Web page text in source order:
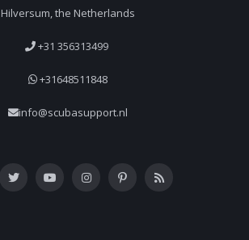
Hilversum, the Netherlands
+31 356313499
+31648511848
info@scubasupport.nl